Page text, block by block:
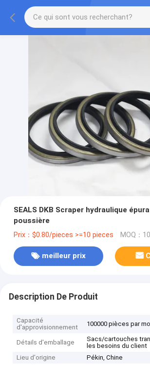
SEALS DKB Scraper hydraulique
poussière
Prix：$0.80/pieces >=10 pieces MOQ：
meilleur prix
Description De Produit
Capacité
d'approvisionnement
100000 pièces par
Détails d'emballage
Sacs/cartouches
les besoins du client
Lieu d'origine
Pékin, Chine